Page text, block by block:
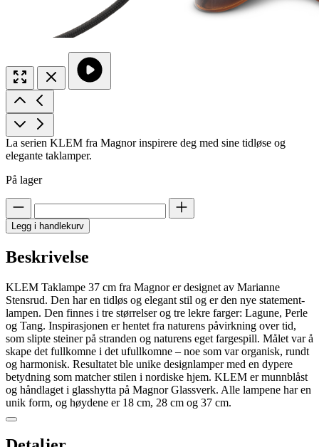
La serien KLEM fra Magnor inspirere deg med sine tidløse og
elegante taklamper.
På lager
Legg i handlekurv
Beskrivelse
KLEM Taklampe 37 cm fra Magnor er designet av Marianne
Stensrud. Den har en tidløs og elegant stil og er den nye statement-
lampen. Den finnes i tre størrelser og tre lekre farger: Lagune, Perle
og Tang. Inspirasjonen er hentet fra naturens påvirkning over tid,
som slipte steiner på stranden og naturens eget fargespill. Målet var å
skape det fullkomne i det ufullkomne – noe som var organisk, rundt
og harmonisk. Resultatet ble unike designlamper med en dypere
betydning som matcher stilen i nordiske hjem. KLEM er munnblåst
og håndlaget i glasshytta på Magnor Glassverk. Alle lampene har en
unik form, og høydene er 18 cm, 28 cm og 37 cm.